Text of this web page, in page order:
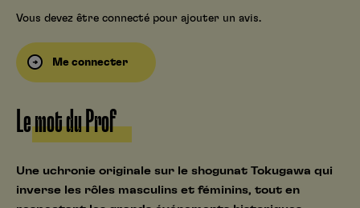
Vous devez être connecté pour ajouter un avis.
Me connecter
Le mot du Prof
Une uchronie originale sur le shogunat Tokugawa qui
inverse les rôles masculins et féminins, tout en